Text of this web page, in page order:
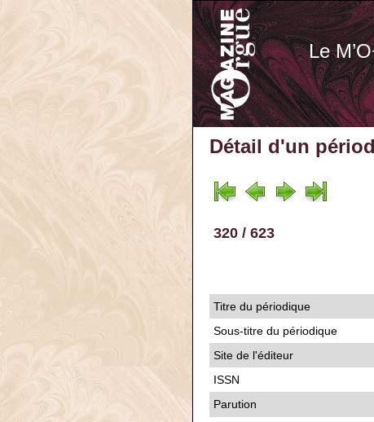
Le
Détail d'un
320 / 623
Titre du périodique
Sous-titre du périodique
Site de l'éditeur
ISSN
Parution